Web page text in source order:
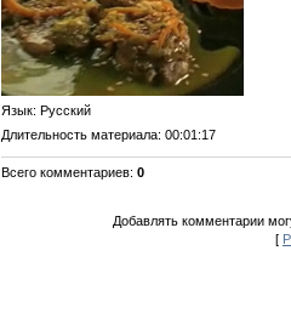
Язык: Русский
Длительность материала: 00:01:17
Всего комментариев: 0
Добавлять комментарии
[